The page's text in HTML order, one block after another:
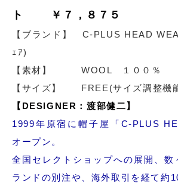
ト ￥７，８７５
【ブランド】 C-PLUS HEAD
ｪｱ)
【素材】 WOOL １００％
【サイズ】 FREE(サイズ調整機
【DESIGNER：渡部健二】
1999年原宿に帽子屋「C-PLUS
オープン。
全国セレクトショップへの展開、数
ランドの別注や、海外取引を経て約